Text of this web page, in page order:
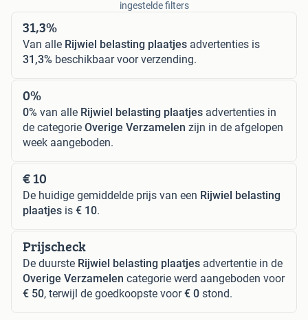
ingestelde filters
31,3%
Van alle Rijwiel belasting plaatjes advertenties is
31,3% beschikbaar voor verzending.
0%
0% van alle Rijwiel belasting plaatjes advertenties in
de categorie Overige Verzamelen zijn in de afgelopen
week aangeboden.
€ 10
De huidige gemiddelde prijs van een Rijwiel belasting
plaatjes is € 10.
Prijscheck
De duurste Rijwiel belasting plaatjes advertentie in de
Overige Verzamelen categorie werd aangeboden voor
€ 50, terwijl de goedkoopste voor€ 0 stond.